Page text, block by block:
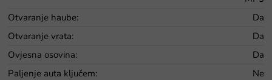
Otvaranje haube:
Da
Otvaranje vrata:
Da
Ovjesna osovina:
Da
Paljenje auta ključem:
Ne